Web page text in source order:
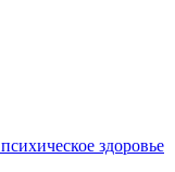
здоровье